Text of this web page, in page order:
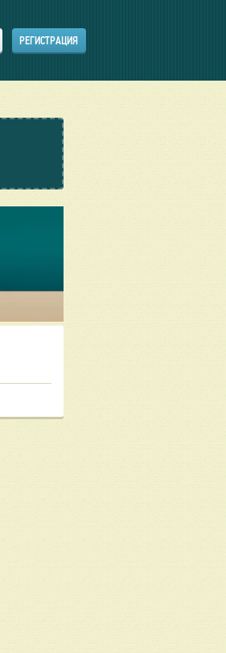
РЕГИСТРАЦИЯ